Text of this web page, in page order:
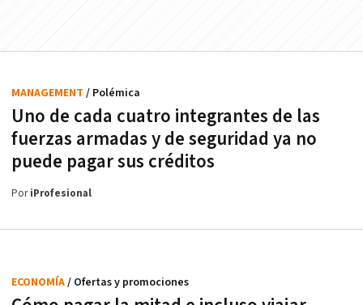
Uno de cada cuatro integrantes de las
fuerzas armadas y de seguridad ya no
puede pagar sus créditos
MANAGEMENT / Polémica
PoriProfesional
ECONOMÍA/ Ofertas y promociones